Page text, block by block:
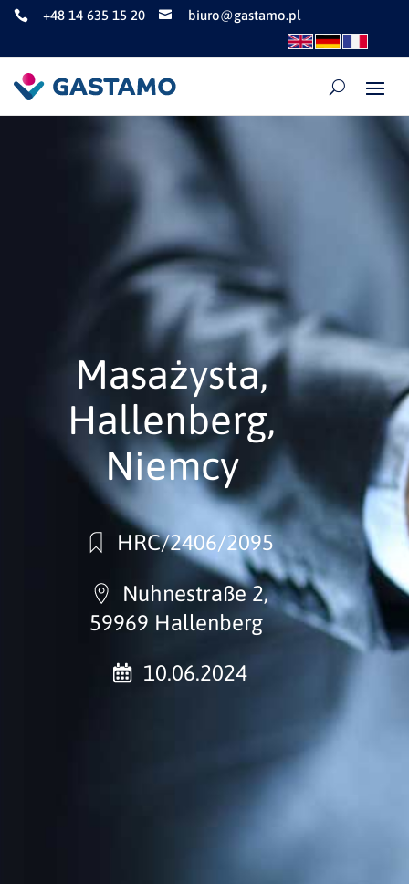
 +48 14 635 15 20  biuro@gastamo.pl
Masażysta,
Hallenberg,
Niemcy
HRC/2406/2095
Nuhnestraße 2,
59969 Hallenberg
10.06.2024